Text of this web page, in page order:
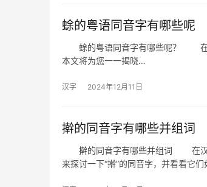
蜍的粤语同音字有哪些呢
蜍的粤语同音字有哪些呢？ 在粤
本文将为您一一揭晓…
汉字 2024年12月11日
擀的同音字有哪些并组词
擀的同音字有哪些并组词 在汉语
来探讨一下“擀”的同音字，并看看